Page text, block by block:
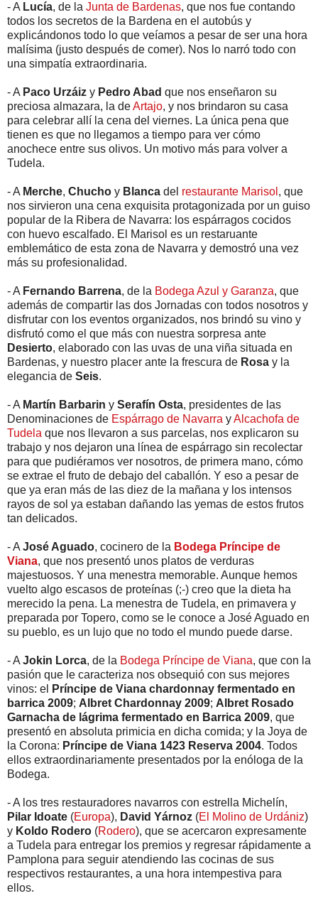
- A Lucía, de la Junta de Bardenas, que nos fue contando
todos los secretos de la Bardena en el autobús y
explicándonos todo lo que veíamos a pesar de ser una hora
malísima (justo después de comer). Nos lo narró todo con
una simpatía extraordinaria.
- A Paco Urzáiz y Pedro Abad que nos enseñaron su
preciosa almazara, la deArtajo, y nos brindaron su casa
para celebrar allí la cena del viernes. La única pena que
tienen es que no llegamos a tiempo para ver cómo
anochece entre sus olivos. Un motivo más para volver a
Tudela.
- A Merche, Chucho y Blanca del restaurante Marisol , que
nos sirvieron una cena exquisita protagonizada por un guiso
popular de la Ribera de Navarra: los espárragos cocidos
con huevo escalfado. El Marisol es un restaruante
emblemático de esta zona de Navarra y demostró una vez
más su profesionalidad.
- A Fernando Barrena, de la Bodega Azul y Garanza, que
además de compartir las dos Jornadas con todos nosotros y
disfrutar con los eventos organizados, nos brindó su vino y
disfrutó como el que más con nuestra sorpresa ante
Desierto, elaborado con las uvas de una viña situada en
Bardenas, y nuestro placer ante la frescura de Rosa y la
elegancia de Seis.
- A Martín Barbarin y Serafín Osta, presidentes de las
Denominaciones de Espárrago de Navarra yAlcachofa de
Tudela que nos llevaron a sus parcelas, nos explicaron su
trabajo y nos dejaron una línea de espárrago sin recolectar
para que pudiéramos ver nosotros, de primera mano, cómo
se extrae el fruto de debajo del caballón. Y eso a pesar de
que ya eran más de las diez de la mañana y los intensos
rayos de sol ya estaban dañando las yemas de estos frutos
tan delicados.
- AJosé Aguado, cocinero de la Bodega Príncipe de
Viana, que nos presentó unos platos de verduras
majestuosos. Y una menestra memorable. Aunque hemos
vuelto algo escasos de proteínas (;-) creo que la dieta ha
merecido la pena. La menestra de Tudela, en primavera y
preparada por Topero, como se le conoce a José Aguado en
su pueblo, es un lujo que no todo el mundo puede darse.
- AJokin Lorca, de la Bodega Príncipe de Viana, que con la
pasión que le caracteriza nos obsequió con sus mejores
vinos: el
Príncipe de Viana chardonnay fermentado en
barrica 2009; Albret Chardonnay 2009; Albret Rosado
Garnacha de lágrima fermentado en Barrica 2009, que
presentó en absoluta primicia en dicha comida; y la Joya de
la Corona: Príncipe de Viana 1423 Reserva 2004. Todos
ellos extraordinariamente presentados por la enóloga de la
Bodega.
- A los tres restauradores navarros con estrella Michelín,
Pilar Idoate (Europa), David Yárnoz (El Molino de Urdániz)
y Koldo Rodero (Rodero), que se acercaron expresamente
a Tudela para entregar los premios y regresar rápidamente a
Pamplona para seguir atendiendo las cocinas de sus
respectivos restaurantes, a una hora intempestiva para
ellos.